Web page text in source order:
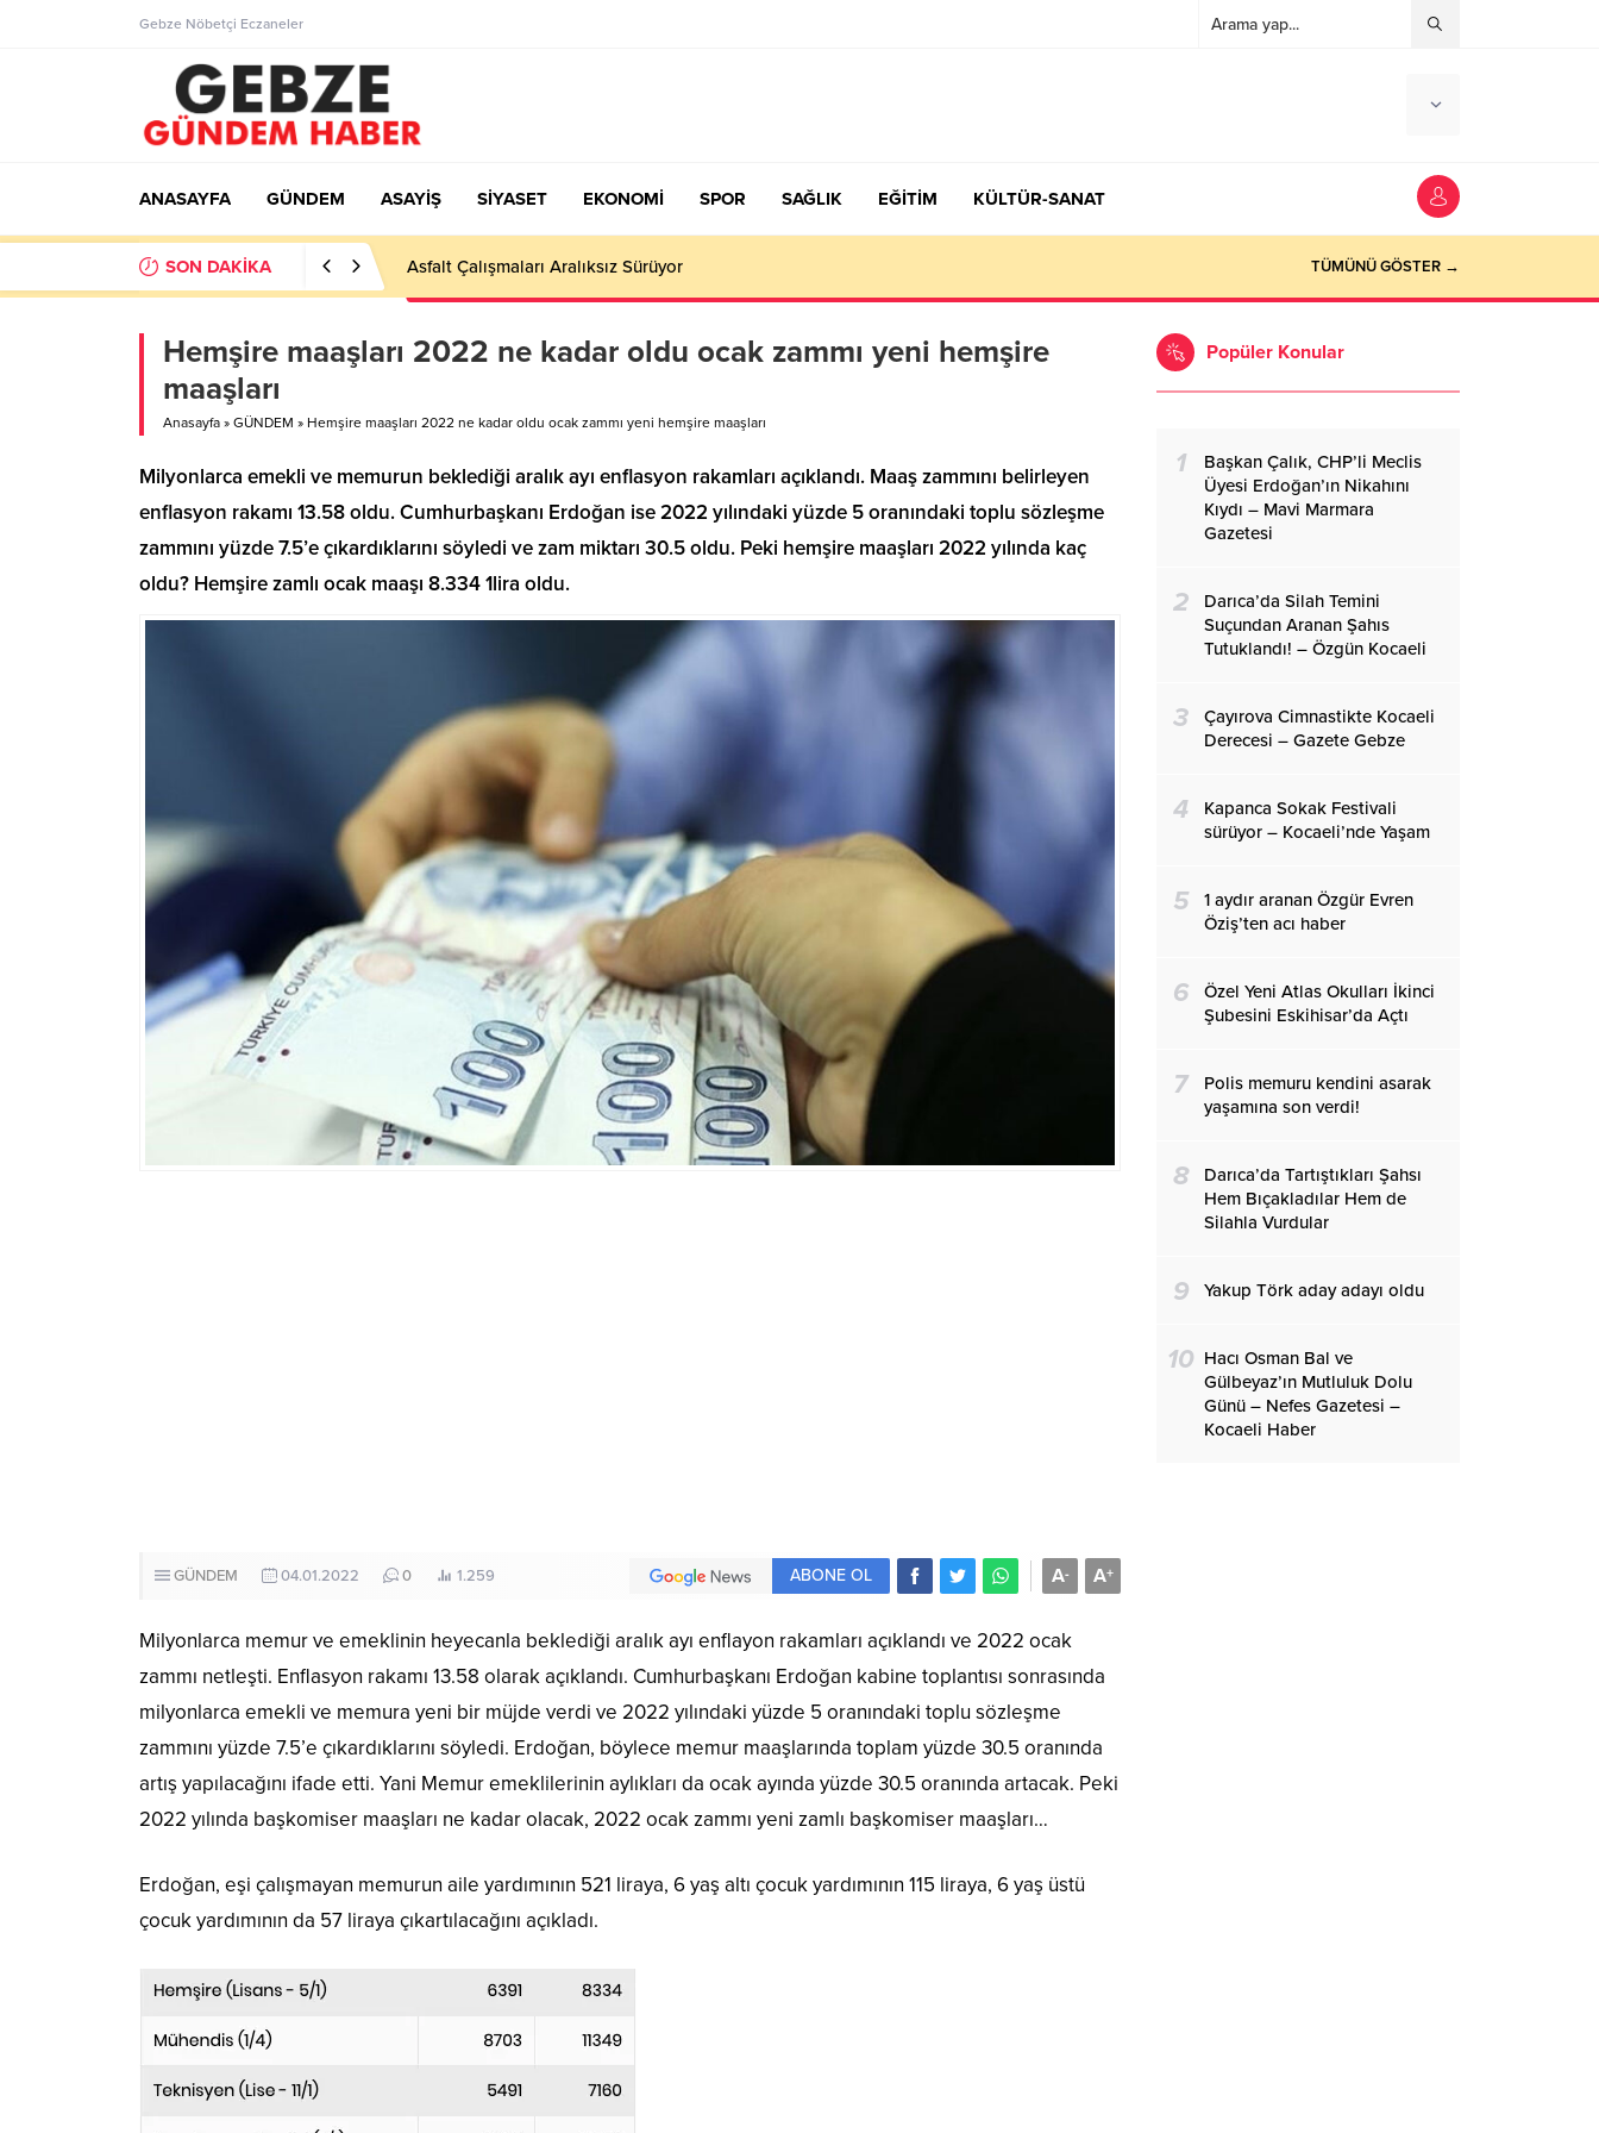
Gebze Nöbetçi Eczaneler
ANASAYFA GÜNDEM ASAYİŞ SİYASET EKONOMİ SPOR SAĞLIK EĞİTİM KÜLTÜR-SANAT
SON DAKİKA Ortaöğretime Geçiş Tercih ve Yerleştirme Kılavuzu yayımlandı – Nefes Gazetesi – Kocaeli Haber TÜMÜNÜ GÖSTER →
Hemşire maaşları 2022 ne kadar oldu ocak zammı yeni hemşire
maaşları
Anasayfa » GÜNDEM » Hemşire maaşları 2022 ne kadar oldu ocak zammı yeni hemşire maaşları
Milyonlarca emekli ve memurun beklediği aralık ayı enflasyon rakamları açıklandı. Maaş zammını belirleyen
enflasyon rakamı 13.58 oldu. Cumhurbaşkanı Erdoğan ise 2022 yılındaki yüzde 5 oranındaki toplu sözleşme
zammını yüzde 7.5’e çıkardıklarını söyledi ve zam miktarı 30.5 oldu. Peki hemşire maaşları 2022 yılında kaç
oldu? Hemşire zamlı ocak maaşı 8.334 1lira oldu.
GÜNDEM 04.01.2022 0 1.259 A+
A-
ABONE OL
Milyonlarca memur ve emeklinin heyecanla beklediği aralık ayı enflayon rakamları açıklandı ve 2022 ocak
zammı netleşti. Enflasyon rakamı 13.58 olarak açıklandı. Cumhurbaşkanı Erdoğan kabine toplantısı sonrasında
milyonlarca emekli ve memura yeni bir müjde verdi ve 2022 yılındaki yüzde 5 oranındaki toplu sözleşme
zammını yüzde 7.5’e çıkardıklarını söyledi. Erdoğan, böylece memur maaşlarında toplam yüzde 30.5 oranında
artış yapılacağını ifade etti. Yani Memur emeklilerinin aylıkları da ocak ayında yüzde 30.5 oranında artacak. Peki
2022 yılında başkomiser maaşları ne kadar olacak, 2022 ocak zammı yeni zamlı başkomiser maaşları…
Erdoğan, eşi çalışmayan memurun aile yardımının 521 liraya, 6 yaş altı çocuk yardımının 115 liraya, 6 yaş üstü
çocuk yardımının da 57 liraya çıkartılacağını açıkladı.
Popüler Konular
1
Başkan Çalık, CHP’li Meclis
Üyesi Erdoğan’ın Nikahını
Kıydı – Mavi Marmara
Gazetesi
2
Darıca’da Silah Temini
Suçundan Aranan Şahıs
Tutuklandı! – Özgün Kocaeli
3
Çayırova Cimnastikte Kocaeli
Derecesi – Gazete Gebze
4
Kapanca Sokak Festivali
sürüyor – Kocaeli’nde Yaşam
5
1 aydır aranan Özgür Evren
Öziş’ten acı haber
6
Özel Yeni Atlas Okulları İkinci
Şubesini Eskihisar’da Açtı
7
Polis memuru kendini asarak
yaşamına son verdi!
8
Darıca’da Tartıştıkları Şahsı
Hem Bıçakladılar Hem de
Silahla Vurdular
9 Yakup Törk aday adayı oldu
10 Hacı Osman Bal ve
Gülbeyaz’ın Mutluluk Dolu
Günü – Nefes Gazetesi –
Kocaeli Haber